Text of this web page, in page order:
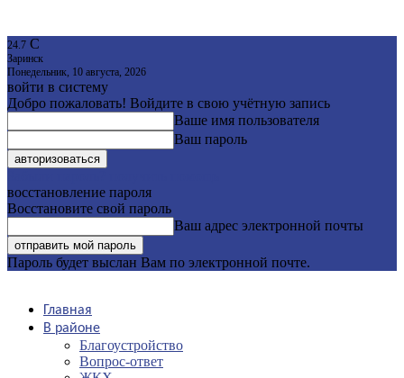
24.7 C
Заринск
Понедельник, 10 августа, 2026
войти в систему
Добро пожаловать! Войдите в свою учётную запись
Ваше имя пользователя
Ваш пароль
восстановление пароля
Восстановите свой пароль
Ваш адрес электронной почты
Пароль будет выслан Вам по электронной почте.
Главная
В районе
Благоустройство
Вопрос-ответ